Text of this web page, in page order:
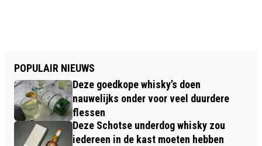
POPULAIR NIEUWS
Deze goedkope whisky’s doen
nauwelijks onder voor veel duurdere
flessen
Deze Schotse underdog whisky zou
iedereen in de kast moeten hebben